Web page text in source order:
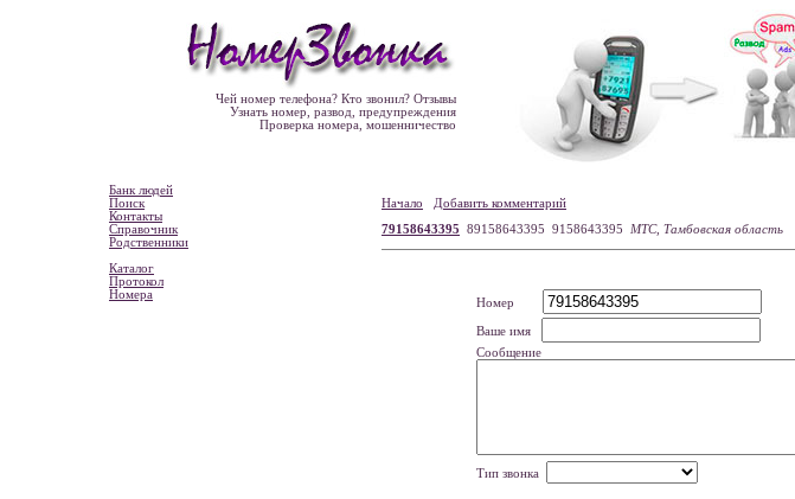
Чей номер телефона? Кто звонил? Отзывы
Узнать номер, развод, предупреждения
Проверка номера, мошенничество
Банк людей
Поиск
Контакты
Справочник
Родственники
Каталог
Протокол
Номера
Начало
Добавить комментарий
79158643395 89158643395 9158643395 МТС, Тамбовская область
Номер
Ваше имя
Сообщение
Тип звонка